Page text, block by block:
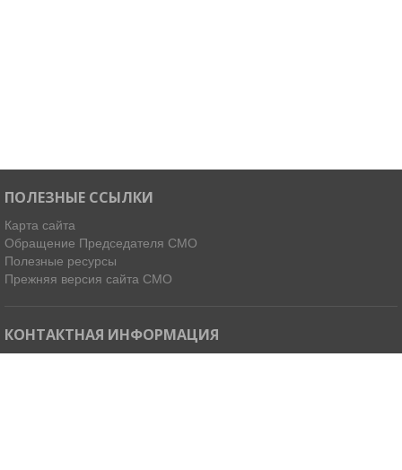
ПОЛЕЗНЫЕ ССЫЛКИ
Карта сайта
Обращение Председателя СМО
Полезные ресурсы
Прежняя версия сайта СМО
КОНТАКТНАЯ ИНФОРМАЦИЯ